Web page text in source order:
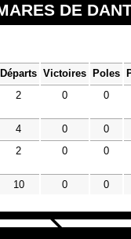
DE
Départs Victoires Poles
2 0 0
4 0 0
2 0 0
10 0 0